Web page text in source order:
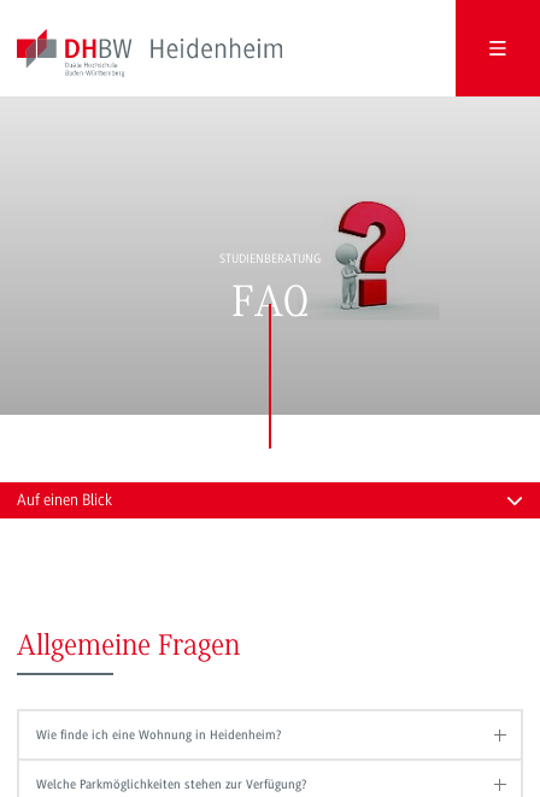
STUDIENBERATUNG
FAQ
Auf einen Blick
Allgemeine Fragen
Wie finde ich eine Wohnung in Heidenheim?
Welche Parkmöglichkeiten stehen zur Verfügung?